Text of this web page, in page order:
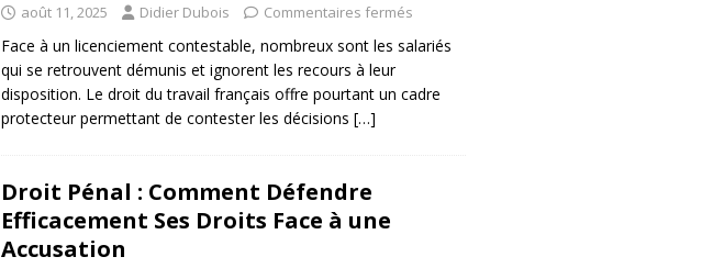
août 11, 2025 Didier Dubois Commentaires fermés
Face à un licenciement contestable, nombreux sont les salariés
qui se retrouvent démunis et ignorent les recours à leur
disposition. Le droit du travail français offre pourtant un cadre
protecteur permettant de contester les décisions […]
Droit Pénal : Comment Défendre
Efficacement Ses Droits Face à une
Accusation